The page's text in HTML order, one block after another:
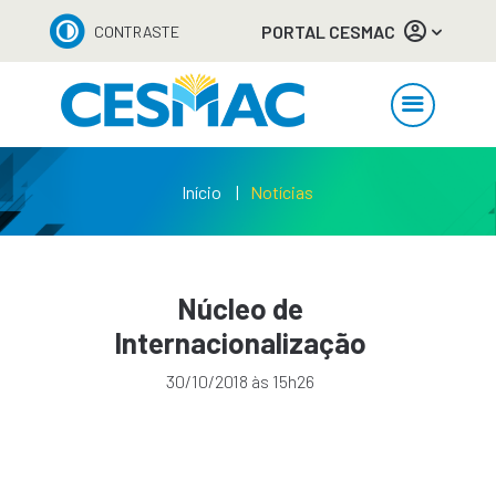
CONTRASTE PORTAL CESMAC
Início Notícias
Núcleo de
Internacionalização
30/10/2018 às 15h26